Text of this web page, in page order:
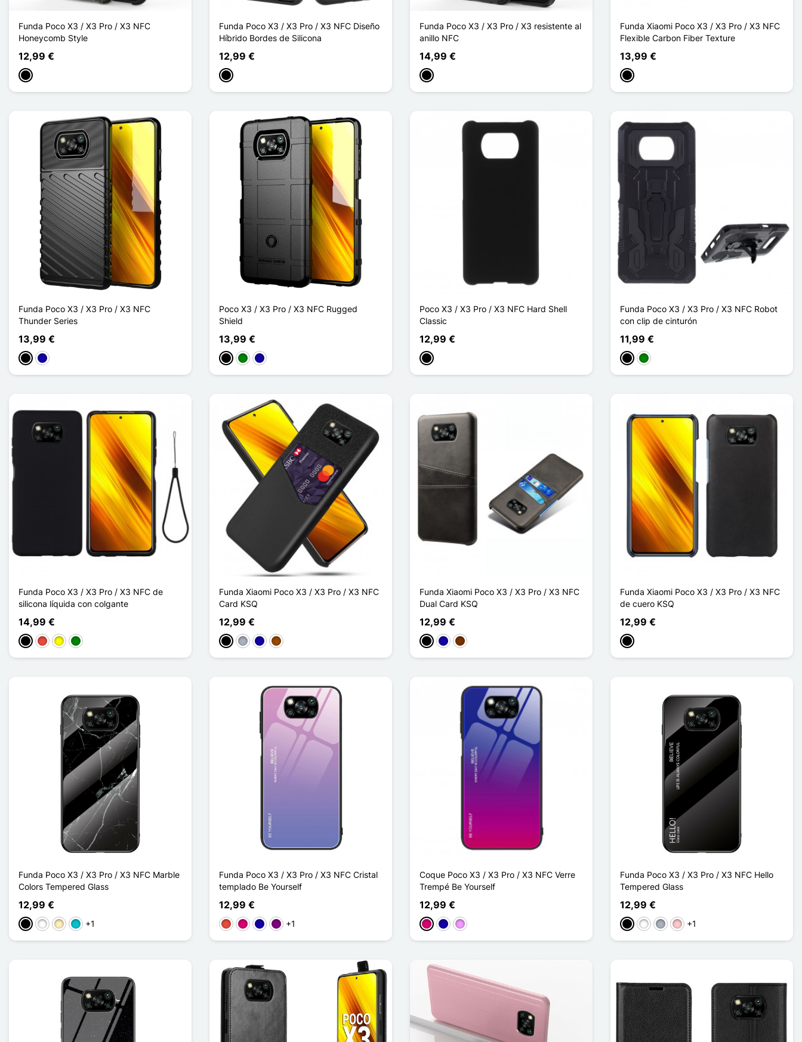
Funda Poco X3 / X3 Pro / X3 NFC
Honeycomb Style
12,99 €
Negro
Funda Poco X3 / X3 Pro / X3 NFC Diseño
Híbrido Bordes de Silicona
12,99 €
Negro
Funda Poco X3 / X3 Pro / X3 resistente al
anillo NFC
14,99 €
Negro
Funda Xiaomi Poco X3 / X3 Pro / X3 NFC
Flexible Carbon Fiber Texture
13,99 €
Negro
Funda Poco X3 / X3 Pro / X3 NFC
Thunder Series
13,99 €
NegroAzul oscuro
Poco X3 / X3 Pro / X3 NFC Rugged
Shield
13,99 €
NegroVerdeAzul oscuro
Poco X3 / X3 Pro / X3 NFC Hard Shell
Classic
12,99 €
Negro
Funda Poco X3 / X3 Pro / X3 NFC Robot
con clip de cinturón
11,99 €
NegroVerde
Funda Poco X3 / X3 Pro / X3 NFC de
silicona líquida con colgante
14,99 €
NegroRojoAmarillo
Verde
Funda Xiaomi Poco X3 / X3 Pro / X3 NFC
Card KSQ
12,99 €
NegroGris Azul oscuro
Marrón
Funda Xiaomi Poco X3 / X3 Pro / X3 NFC
Dual Card KSQ
12,99 €
NegroAzul oscuro
Café
Funda Xiaomi Poco X3 / X3 Pro / X3 NFC
de cuero KSQ
12,99 €
Negro
Funda Poco X3 / X3 Pro / X3 NFC Marble
Colors Tempered Glass
12,99 €
NegroBlanco
Oro Turquesa
+1
Funda Poco X3 / X3 Pro / X3 NFC Cristal
templado Be Yourself
12,99 €
RojoMagentaAzul oscuro
Púrpura
+1
Coque Poco X3 / X3 Pro / X3 NFC Verre
Trempé Be Yourself
12,99 €
MagentaAzul oscuro
Morado claro
Funda Poco X3 / X3 Pro / X3 NFC Hello
Tempered Glass
12,99 €
NegroBlanco
Gris Rosa+1